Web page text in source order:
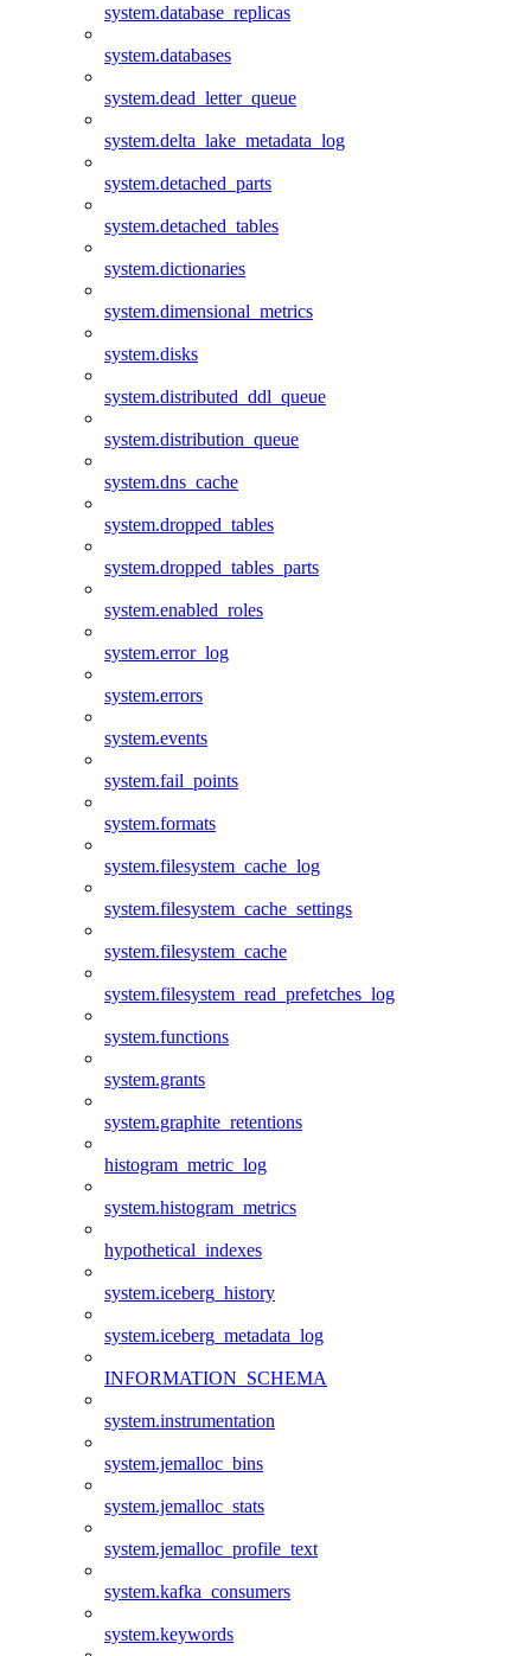
system.database_replicas
system.databases
system.dead_letter_queue
system.delta_lake_metadata_log
system.detached_parts
system.detached_tables
system.dictionaries
system.dimensional_metrics
system.disks
system.distributed_ddl_queue
system.distribution_queue
system.dns_cache
system.dropped_tables
system.dropped_tables_parts
system.enabled_roles
system.error_log
system.errors
system.events
system.fail_points
system.formats
system.filesystem_cache_log
system.filesystem_cache_settings
system.filesystem_cache
system.filesystem_read_prefetches_log
system.functions
system.grants
system.graphite_retentions
histogram_metric_log
system.histogram_metrics
hypothetical_indexes
system.iceberg_history
system.iceberg_metadata_log
INFORMATION_SCHEMA
system.instrumentation
system.jemalloc_bins
system.jemalloc_stats
system.jemalloc_profile_text
system.kafka_consumers
system.keywords